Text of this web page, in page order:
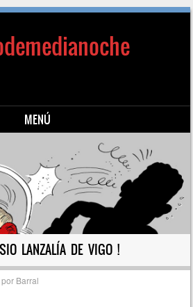
MENÚ
LANZALÍA DE VIGO !
por Barral